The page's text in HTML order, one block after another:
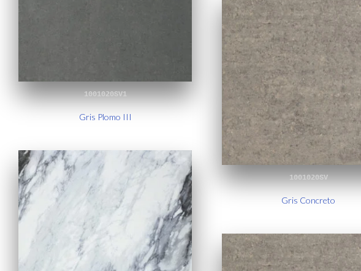
1001020SV1
Gris Plomo III
1001020SV
Gris Concreto